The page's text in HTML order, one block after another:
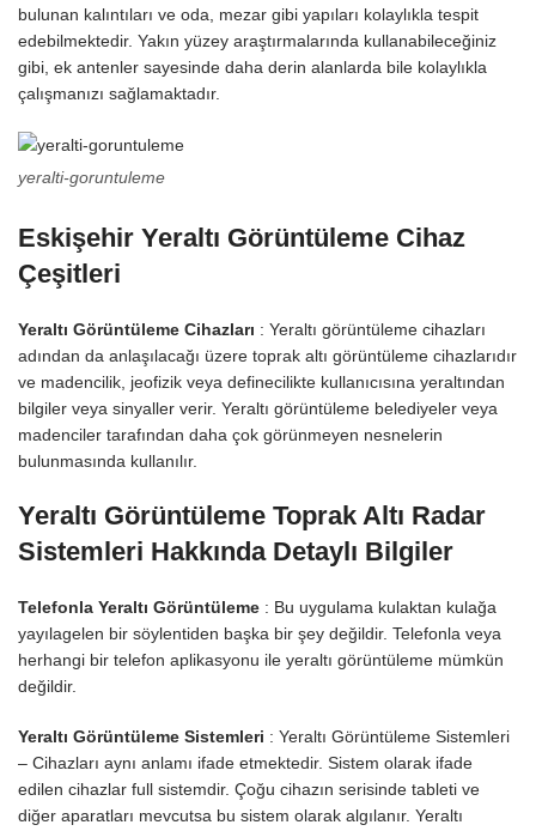
bulunan kalıntıları ve oda, mezar gibi yapıları kolaylıkla tespit
edebilmektedir. Yakın yüzey araştırmalarında kullanabileceğiniz
gibi, ek antenler sayesinde daha derin alanlarda bile kolaylıkla
çalışmanızı sağlamaktadır.
yeralti-goruntuleme
Eskişehir Yeraltı Görüntüleme Cihaz
Çeşitleri
Yeraltı Görüntüleme Cihazları : Yeraltı görüntüleme cihazları
adından da anlaşılacağı üzere toprak altı görüntüleme cihazlarıdır
ve madencilik, jeofizik veya definecilikte kullanıcısına yeraltından
bilgiler veya sinyaller verir. Yeraltı görüntüleme belediyeler veya
madenciler tarafından daha çok görünmeyen nesnelerin
bulunmasında kullanılır.
Yeraltı Görüntüleme Toprak Altı Radar
Sistemleri Hakkında Detaylı Bilgiler
Telefonla Yeraltı Görüntüleme : Bu uygulama kulaktan kulağa
yayılagelen bir söylentiden başka bir şey değildir. Telefonla veya
herhangi bir telefon aplikasyonu ile yeraltı görüntüleme mümkün
değildir.
Yeraltı Görüntüleme Sistemleri : Yeraltı Görüntüleme Sistemleri
– Cihazları aynı anlamı ifade etmektedir. Sistem olarak ifade
edilen cihazlar full sistemdir. Çoğu cihazın serisinde tableti ve
diğer aparatları mevcutsa bu sistem olarak algılanır. Yeraltı